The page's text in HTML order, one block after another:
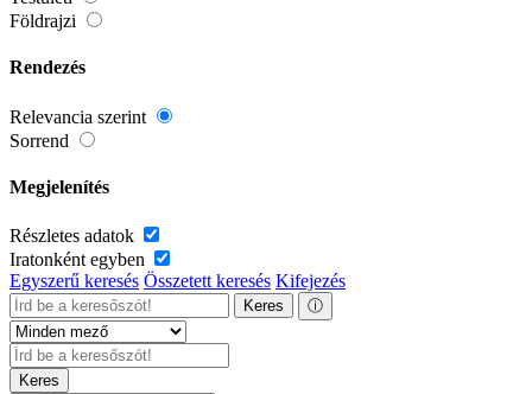
Földrajzi
Rendezés
Relevancia szerint
Sorrend
Megjelenítés
Részletes adatok
Iratonként egyben
Egyszerű keresés Összetett keresés Kifejezés
Keres ⓘ
Keres